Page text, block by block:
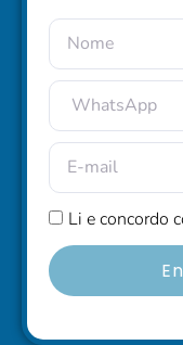
Li e concordo